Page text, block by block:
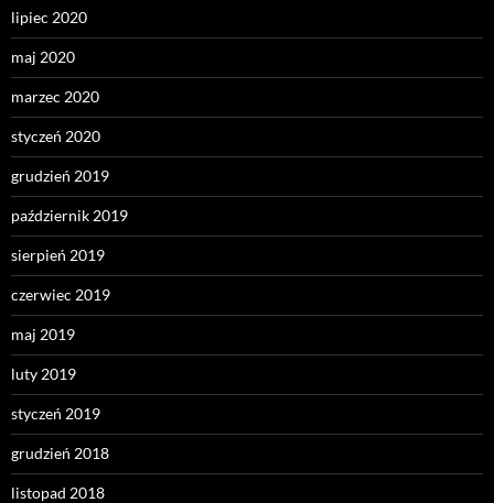
lipiec 2020
maj 2020
marzec 2020
styczeń 2020
grudzień 2019
październik 2019
sierpień 2019
czerwiec 2019
maj 2019
luty 2019
styczeń 2019
grudzień 2018
listopad 2018